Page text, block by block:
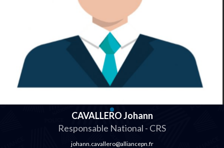
CAVALLERO Johann
Responsable National - CRS
johann.cavallero@alliancepn.fr